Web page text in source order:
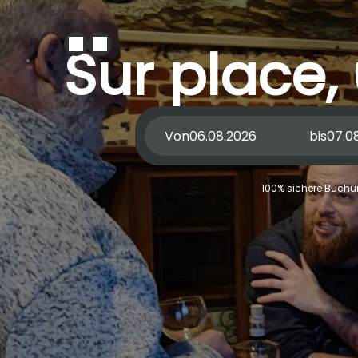
Sur
Von bis
100% sichere